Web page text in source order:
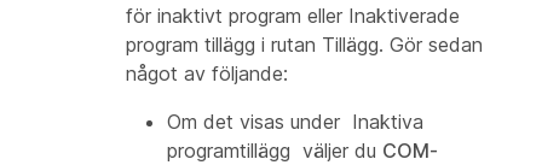
för inaktivt program eller Inaktiverade
program tillägg i rutan Tillägg. Gör sedan
något av följande:
Om det visas under Inaktiva
programtillägg väljer du COM-